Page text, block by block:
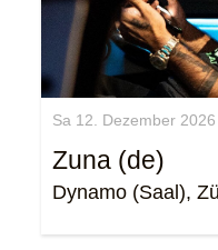
Sa 12. Dezember 2026
Zuna (de)
Dynamo (Saal),